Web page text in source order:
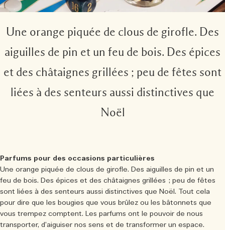
Une orange piquée de clous de girofle. Des
aiguilles de pin et un feu de bois. Des épices
et des châtaignes grillées ; peu de fêtes sont
liées à des senteurs aussi distinctives que
Noël
Parfums pour des occasions particulières
Une orange piquée de clous de girofle. Des aiguilles de pin et un
feu de bois. Des épices et des châtaignes grillées ; peu de fêtes
sont liées à des senteurs aussi distinctives que Noël. Tout cela
pour dire que les bougies que vous brûlez ou les bâtonnets que
vous trempez comptent. Les parfums ont le pouvoir de nous
transporter, d’aiguiser nos sens et de transformer un espace.